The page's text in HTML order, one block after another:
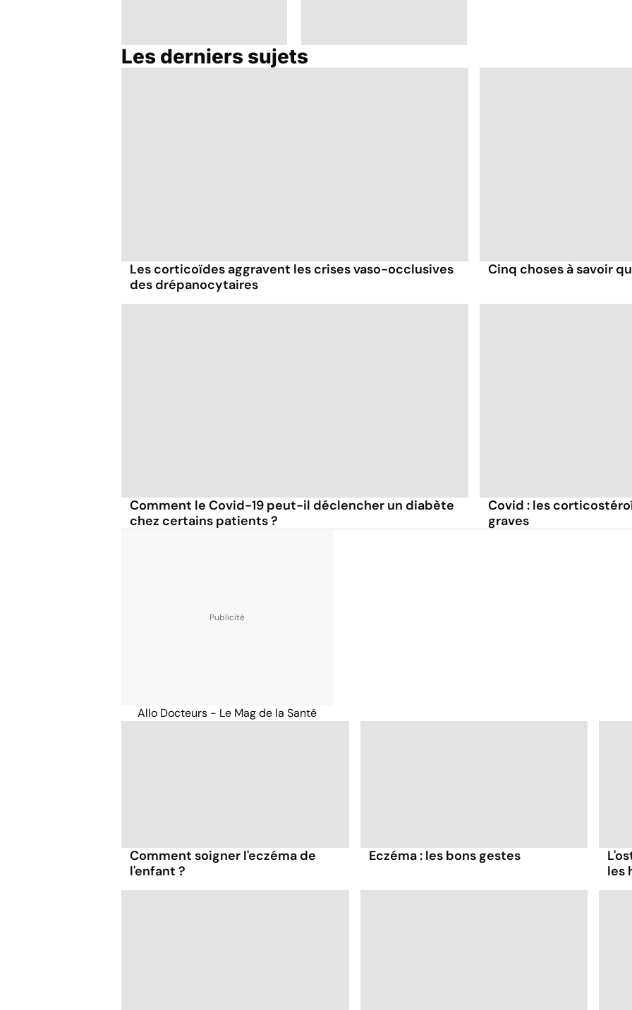
Eczéma, la plus
Asthme : quand les
Les derniers sujets
Les corticoïdes aggravent les crises vaso-occlusives
des drépanocytaires
Cinq choses à savoir
Comment le Covid-19 peut-il déclencher un diabète
chez certains patients ?
Covid : les
graves
Allo Docteurs - Le Mag de la Santé
Comment soigner l'eczéma de
l'enfant ?
Eczéma : les bons gestes
les